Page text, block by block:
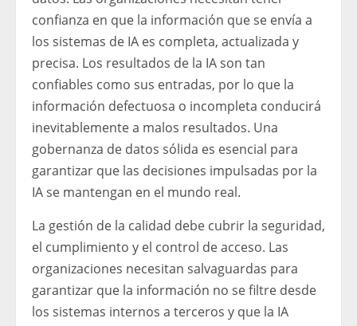
confianza en que la información que se envía a
los sistemas de IA es completa, actualizada y
precisa. Los resultados de la IA son tan
confiables como sus entradas, por lo que la
información defectuosa o incompleta conducirá
inevitablemente a malos resultados. Una
gobernanza de datos sólida es esencial para
garantizar que las decisiones impulsadas por la
IA se mantengan en el mundo real.
La gestión de la calidad debe cubrir la seguridad,
el cumplimiento y el control de acceso. Las
organizaciones necesitan salvaguardas para
garantizar que la información no se filtre desde
los sistemas internos a terceros y que la IA